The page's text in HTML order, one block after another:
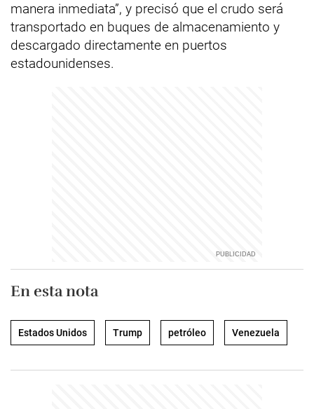
manera inmediata”, y precisó que el crudo será
transportado en buques de almacenamiento y
descargado directamente en puertos
estadounidenses.
En esta nota
Estados Unidos Trump petróleo Venezuela